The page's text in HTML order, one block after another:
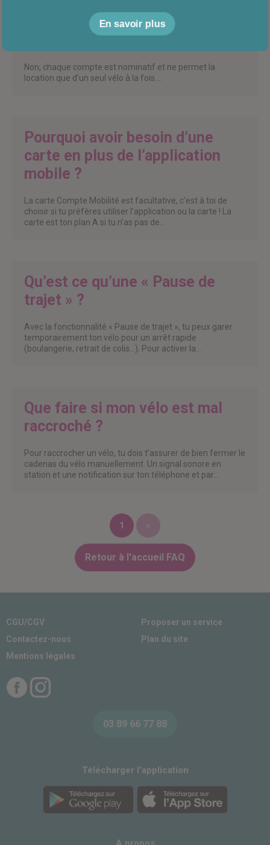
Peut-on décrocher plusieurs
vélos à la fois ?
Non, chaque compte est nominatif et ne permet la
location que d’un seul vélo à la fois.…
Pourquoi avoir besoin d’une
carte en plus de l’application
mobile ?
La carte Compte Mobilité est facultative, c’est à toi de
choisir si tu préfères utiliser l’application ou la carte ! La
carte est ton plan A si tu n’as pas de…
Qu’est ce qu’une « Pause de
trajet » ?
Avec la fonctionnalité « Pause de trajet », tu peux garer
temporairement ton vélo pour un arrêt rapide
(boulangerie, retrait de colis…). Pour activer la…
Que faire si mon vélo est mal
raccroché ?
Pour raccrocher un vélo, tu dois t’assurer de bien fermer le
cadenas du vélo manuellement. Un signal sonore en
station et une notification sur ton téléphone et par…
1 »
Retour à l'accueil FAQ
CGU/CGV
Contactez-nous
Mentions légales
Proposer un service
Plan du site
03 89 66 77 88
Télécharger l'application
En savoir plus